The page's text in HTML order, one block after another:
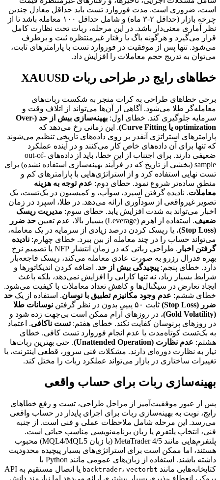
است، ضروری است. مدت فوروارد تست باید حداقل معادل چندین
چرخه بازار (حداقل ۲-۳ ماه) و شامل حداقل ۱۰۰ معامله باشد تا از
نظر آماری معنی‌دار باشد. در این مرحله، ربات تحت نظارت کامل
قرار می‌گیرد و هرگونه باگ یا رفتار غیرمنتظره ثبت و برطرف
می‌شود. تنها پس از موفقیت در فوروارد تست با پارامترهای ثابت،
می‌توان به تدریج حجم معاملات را افزایش داد.
خطاهای رایج در طراحی ربات XAUUSD
برخی خطاهای طراحی به کرات منجر به شکست ربات‌های
معامله‌گر طلا می‌شود. آگاهی از آن‌ها می‌تواند از اتلاف وقت و
سرمایه جلوگیری کند. خطای اول:
بهینه‌سازی بیش از حد (Over-
optimization یا Curve Fitting)
. این زمانی رخ می‌دهد که
پارامترهای استراتژی آنقدر بر روی داده‌های تاریخی تنظیم می‌شوند
که تنها برای آن داده‌های خاص کار می‌کنند و در آینده عملکرد
ضعیفی دارند. برای اجتناب از این خطا، باید از داده‌های out-of-
sample (بخشی از تاریخ که در فرآیند بهینه‌سازی استفاده نشده) برای
تست نهایی استفاده کرد و از استراتژی‌هایی با پارامترهای کم و
منطق ساده‌تر شروع نمود. خطای دوم: عدم توجه به هزینه
معاملات. نادیده گرفتن اسپرد، سوآپ، و کمیسیون در بک‌تست، یک
تصویر غیرواقعی از سودآوری ارائه می‌دهد. در طلا، اسپرد در زمان
اخبار می‌تواند به شدت افزایش یابد. خطای سوم: مدیریت ریسک
ضعیف. استفاده از اهرم (Leverage) بسیار بالا، عدم تعیین
حد ضرر
(Stop Loss)
، یا ریسک کردن درصد زیادی از سرمایه در یک معامله،
می‌تواند حساب را در چند معامله از بین ببرد. خطای چهارم: نادیده
گرفتن اخبار
. طراحی رباتی که در زمان انتشار NFP یا تصمیم نرخ
بهره فدرال رزرو به صورت عادی معامله می‌کند، ریسک فاجعه‌بار
دارد. خطای پنجم: پیچیدگی بیش از حد. اضافه کردن اندیکاتورها و
شرایط بسیار زیاد، نه تنها کارایی را افزایش نمی‌دهد، بلکه باعث
ایجاد تعارض در سیگنال‌ها و کاهش تعداد معاملات با کیفیت می‌شود.
خطای ششم: عدم وجود مکانیزم تطبیق با نوسان. استفاده از یک حد
ضرر (Stop Loss)
ثابت ۵۰ پیپی بدون در نظر گرفتن
نوسانات طلا
(Gold Volatility)
، در روزهای آرام ممکن است بی‌جهت زده شود و
در روزهای پرنوسان کفایت نکند. خطای هفتم:تست ناکافی. اعتماد
به بک‌تست کوتاه‌مدت یا عدم انجام فوروارد تست کافی. خطای
هشتم: عدم نظارت (Unattended Operation)
. حتی بهترین ربات‌ها
نیاز به نظارت دوره‌ای دارند. مشکلات فنی سرور، قطعی اینترنت، یا
تغییرات ساختاری در بازار می‌تواند عملکرد ربات را مختل کند.
بهینه‌سازی ربات برای حساب واقعی
پس از عبور موفقیت‌آمیز از مراحل طراحی، تست و رفع خطاهای
رایج، نوبت به بهینه‌سازی ربات برای اجرای پایدار در حساب واقعی
می‌رسد. این مرحله شامل ملاحظات عملی و فنی است. از جنبه
فنی، انتخاب پلتفرم یا زبان برنامه‌نویسی مناسب حیاتی است.
پلتفرم‌هایی مانند MetaTrader 4/5 (با زبان MQL4/MQL5) محبوب
هستند، اما ممکن است برای استراتژی‌های بسیار پیچیده محدودیت
داشته باشند. استفاده از زبان‌های عمومی مانند Python با
کتابخانه‌هایی مانند
backtrader، vectorbt
یا اتصال مستقیم به API
بروکر، انعطاف‌پذیری بسیار بیشتری ارائه می‌دهد اما نیازمند دانش